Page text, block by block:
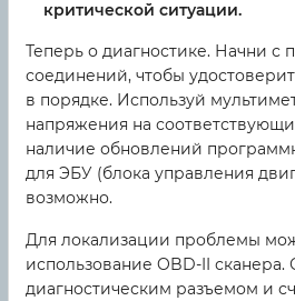
критической ситуации.
Теперь о диагностике. Начни с
соединений, чтобы
в порядке. Используй
напряжения на
наличие обновлений
для ЭБУ (блока управления
возможно.
Для локализации проблемы
использование OBD-II сканера.
диагностическим разъемом и